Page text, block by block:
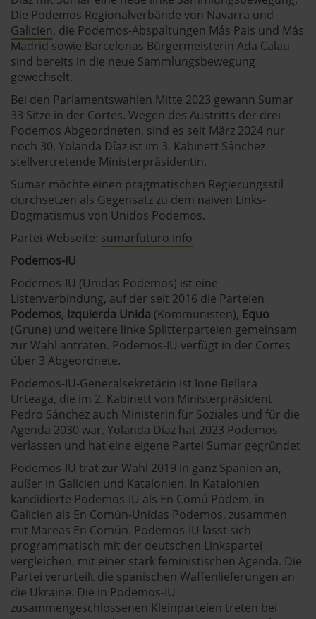
Die Podemos Regionalverbände von Navarra und
Galicien, die Podemos-Abspaltungen Más Pais und Más
Madrid sowie Barcelonas Bürgermeisterin Ada Calau
sind bereits in die neue Sammlungsbewegung
gewechselt.
Bei den Parlamentswahlen Mitte 2023 gewann Sumar
33 Sitze in der Cortes. Wegen des Austritts der drei
Podemos Abgeordneten, sind es seit März 2024 nur
noch 30. Yolanda Díaz ist im 3. Kabinett Sánchez
stellvertretende Ministerpräsidentin.
Sumar möchte einen pragmatischen Regierungsstil
durchsetzen als Gegensatz zu dem naiven Links-
Dogmatismus von Unidos Podemos.
Partei-Webseite: sumarfuturo.info
Podemos-IU
Podemos-IU (Unidas Podemos) ist eine
Listenverbindung, auf der seit 2016 die Parteien
Podemos, Izquierda Unida (Kommunisten), Equo
(Grüne) und weitere linke Splitterparteien gemeinsam
zur Wahl antraten. Podemos-IU verfügt in der Cortes
über 3 Abgeordnete.
Podemos-IU-Generalsekretärin ist Ione Bellara
Urteaga, die im 2. Kabinett von Ministerpräsident
Pedro Sánchez auch Ministerin für Soziales und für die
Agenda 2030 war. Yolanda Díaz hat 2023 Podemos
verlassen und hat eine eigene Partei Sumar gegründet
Podemos-IU trat zur Wahl 2019 in ganz Spanien an,
außer in Galicien und Katalonien. In Katalonien
kandidierte Podemos-IU als En Comú Podem, in
Galicien als En Común-Unidas Podemos, zusammen
mit Mareas En Común. Podemos-IU lässt sich
programmatisch mit der deutschen Linkspartei
vergleichen, mit einer stark feministischen Agenda. Die
Partei verurteilt die spanischen Waffenlieferungen an
die Ukraine. Die in Podemos-IU
zusammengeschlossenen Kleinparteien treten bei